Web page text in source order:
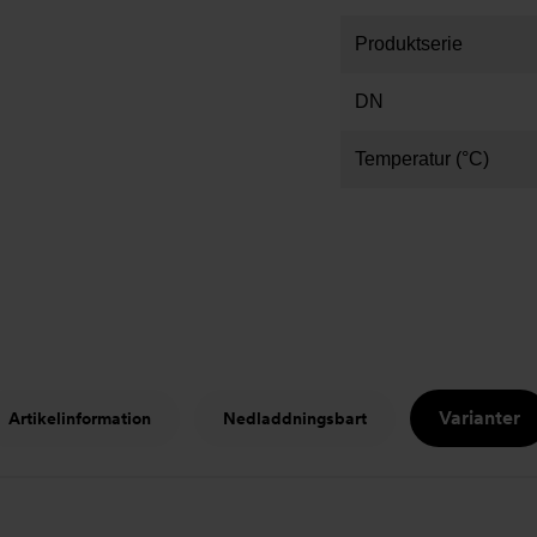
Produktserie
DN
Temperatur (°C)
Artikelinformation Nedladdningsbart Varianter